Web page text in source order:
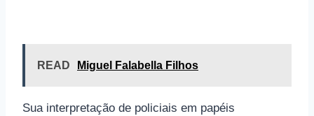
READ Miguel Falabella Filhos
Sua interpretação de policiais em papéis